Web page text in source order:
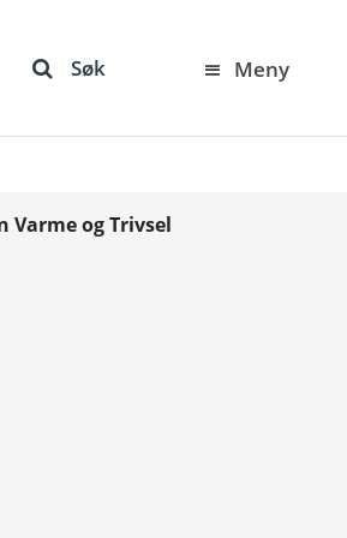
Søk Meny
Varme og Trivsel